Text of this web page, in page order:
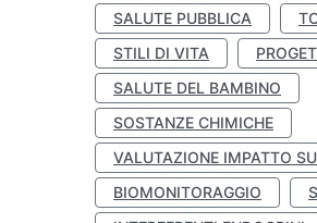
SALUTE PUBBLICA
STILI DI VITA
SALUTE DEL BAMBINO
SOSTANZE CHIMICHE
VALUTAZIONE IMPATTO
BIOMONITORAGGIO